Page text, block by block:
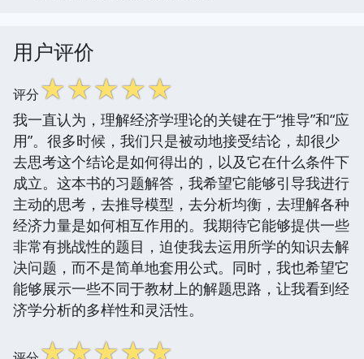
用户评价
评分☆☆☆☆☆
我一直认为，理解经济学理论的关键在于“推导”和“应
用”。很多时候，我们只是被动地接受结论，却很少
去思考这个结论是如何得出的，以及它在什么条件下
成立。这本书的习题解答，我希望它能够引导我进行
主动的思考，去推导模型，去分析均衡，去理解各种
经济力量是如何相互作用的。我期待它能够提供一些
非常有挑战性的题目，迫使我去运用所学的知识去解
决问题，而不是简单地套用公式。同时，我也希望它
能够展示一些不同于教材上的解题思路，让我看到经
济学分析的多样性和灵活性。